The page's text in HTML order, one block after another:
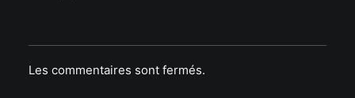
Les commentaires sont fermés.